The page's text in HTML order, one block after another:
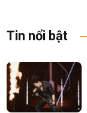
Tin nổi bật